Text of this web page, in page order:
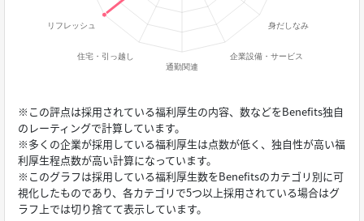
※この評点は採用されている福利厚生の内容、数などをBenefits独自
のレーティングで計算しています。
※多くの企業が採用している福利厚生は点数が低く、独自性が高い福
利厚生程点数が高い計算になっています。
※このグラフは採用している福利厚生数をBenefitsのカテゴリ別に可
視化したものであり、各カテゴリで5つ以上採用されている場合はグ
ラフ上では切り捨てて表示しています。